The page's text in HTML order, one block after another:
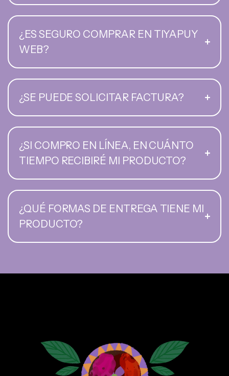
¿ES SEGURO COMPRAR EN TIYAPUY
WEB?
¿SE PUEDE SOLICITAR FACTURA?
¿SI COMPRO EN LÍNEA, EN CUÁNTO
TIEMPO RECIBIRÉ MI PRODUCTO?
¿QUÉ FORMAS DE ENTREGA TIENE MI
PRODUCTO?